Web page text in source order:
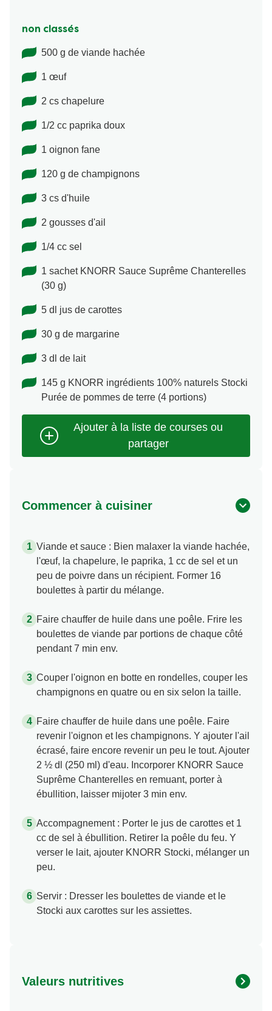
non classés
500 g de viande hachée
1 œuf
2 cs chapelure
1/2 cc paprika doux
1 oignon fane
120 g de champignons
3 cs d'huile
2 gousses d'ail
1/4 cc sel
1 sachet KNORR Sauce Suprême Chanterelles
(30 g)
5 dl jus de carottes
30 g de margarine
3 dl de lait
145 g KNORR ingrédients 100% naturels Stocki
Purée de pommes de terre (4 portions)
Commencer à cuisiner
Viande et sauce : Bien malaxer la viande hachée,
l'œuf, la chapelure, le paprika, 1 cc de sel et un
peu de poivre dans un récipient. Former 16
boulettes à partir du mélange.
Faire chauffer de huile dans une poêle. Frire les
boulettes de viande par portions de chaque côté
pendant 7 min env.
Couper l'oignon en botte en rondelles, couper les
champignons en quatre ou en six selon la taille.
Faire chauffer de huile dans une poêle. Faire
revenir l'oignon et les champignons. Y ajouter l'ail
écrasé, faire encore revenir un peu le tout. Ajouter
2 ½ dl (250 ml) d'eau. Incorporer KNORR Sauce
Suprême Chanterelles en remuant, porter à
ébullition, laisser mijoter 3 min env.
Accompagnement : Porter le jus de carottes et 1
cc de sel à ébullition. Retirer la poêle du feu. Y
verser le lait, ajouter KNORR Stocki, mélanger un
peu.
Servir : Dresser les boulettes de viande et le
Stocki aux carottes sur les assiettes.
Valeurs nutritives